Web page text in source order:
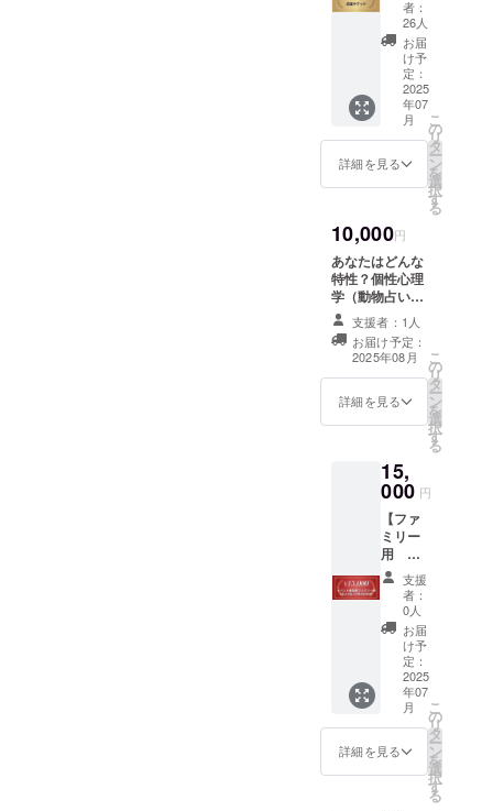
ベント
当日の
アーカ
イブ動
画 ・詳
細：イ
ベント
を録画
した
データ
だきま
す。 ・
提供方
法：
youtub
eの限定
公開
URLも
しくは
動画
データ
として
させて
いただ
きま
す。 ・
注意事
項：編
集の都
合上、
2025年
8月以降
のお渡
しとな
りま
す。
2025年
7月29日
（火）
11:00〜
13:00 ※
支援者
様の交
通費や
担くだ
※万が一
当日
キャン
セルさ
れた場
合もご
返金で
ん。
未来を
一緒に
応援し
たい
―― そ
んな温
かいお
気持ち
を寄せ
てくだ
さる方
からの
感謝を
込め
て、お
礼の
メール
をお送
りしま
す。 リ
の品物
などは
が、い
ただい
たご支
援はす
べて、
子ども
たちの
夢を支
える活
動に大
切に活
用させ
ていた
だきま
す。 ※
ターン
は、
者：
26人
お届
け予
定：
2025
年07
月
詳細を見る
こ
の
リ
タ
ー
ン
を
選
択
す
る
10,000円
あなたはどんな
特性？個性心理
学（動物占い）
カルテ・診断
書・バイオリズ
ムシートの3種類
をそれぞれお送
りします。 ※備
考欄に、お誕生
ば、生まれた時
間もわかれば記
入してくださ
法：メールにて
データでお送り
いたします。
支援者：1人
お届け予定：
2025年08月
詳細を見る
こ
の
リ
タ
ー
ン
を
選
択
す
る
15,
000 円
【ファ
ミリー
用 イ
ベント
参加券
（大人2
名+子供
3名ま
で）】
・場所:
シティ
ホール
＆ギャ
ラリー
五反田
・住
支援
者：
0人
お届
け予
定：
2025
年07
月
詳細を見る
こ
の
リ
タ
ー
ン
を
選
択
す
る